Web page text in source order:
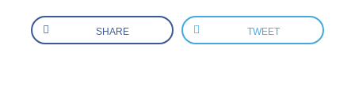
SHARE TWEET